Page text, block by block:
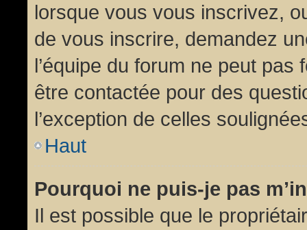
lorsque vous vous inscrivez,
de vous inscrire, demandez
l’équipe du forum ne peut
être contactée pour des
l’exception de celles
Haut
Pourquoi ne puis-je pas
Il est possible que le